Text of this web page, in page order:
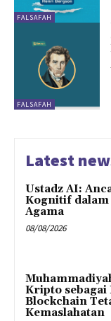
FALSAFAH
FALSAFAH
Latest
Ustadz AI:
Kognitif dalam
Agama
08/08/2026
Kripto sebagai
Blockchain
Kemaslahatan